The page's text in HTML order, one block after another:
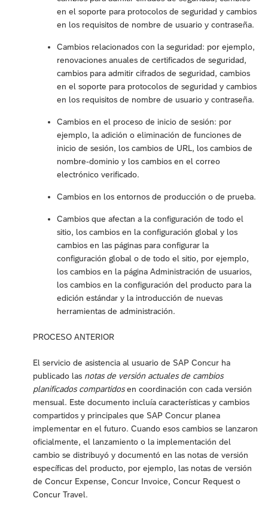
en el soporte para protocolos de seguridad y cambios
en los requisitos de nombre de usuario y contraseña.
Cambios relacionados con la seguridad: por ejemplo,
renovaciones anuales de certificados de seguridad,
cambios para admitir cifrados de seguridad, cambios
en el soporte para protocolos de seguridad y cambios
en los requisitos de nombre de usuario y contraseña.
Cambios en el proceso de inicio de sesión: por
ejemplo, la adición o eliminación de funciones de
inicio de sesión, los cambios de URL, los cambios de
nombre-dominio y los cambios en el correo
electrónico verificado.
Cambios en los entornos de producción o de prueba.
Cambios que afectan a la configuración de todo el
sitio, los cambios en la configuración global y los
cambios en las páginas para configurar la
configuración global o de todo el sitio, por ejemplo,
los cambios en la página Administración de usuarios,
los cambios en la configuración del producto para la
edición estándar y la introducción de nuevas
herramientas de administración.
PROCESO ANTERIOR
El servicio de asistencia al usuario de SAP Concur ha
publicado las notas de versión actuales de cambios
planificados compartidosen coordinación con cada versión
mensual. Este documento incluía características y cambios
compartidos y principales que SAP Concur planea
implementar en el futuro. Cuando esos cambios se lanzaron
oficialmente, el lanzamiento o la implementación del
cambio se distribuyó y documentó en las notas de versión
específicas del producto, por ejemplo, las notas de versión
de Concur Expense, Concur Invoice, Concur Request o
Concur Travel.